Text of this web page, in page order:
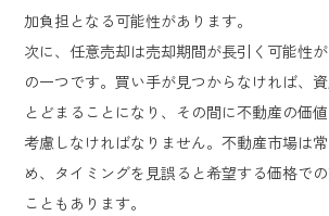
加負担となる可能性があります。
次に、任意売却は売却期間が長引く可能性
の一つです。買い手が見つからなければ、
とどまることになり、その間に不動産の価
考慮しなければなりません。不動産市場は
め、タイミングを見誤ると希望する価格で
こともあります。